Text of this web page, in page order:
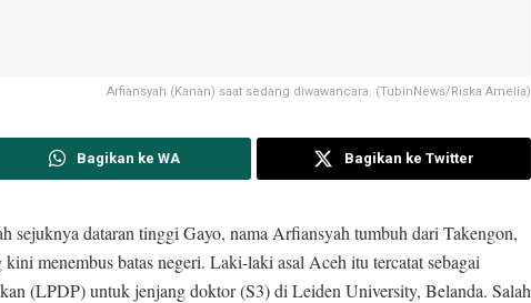
Arfiansyah (Kanan) saat sedang diwawancara. (TubinNews/Riska Amelia)
Bagikan ke WA Bagikan ke Twitter
sejuknya dataran tinggi Gayo, nama Arfiansyah tumbuh dari Takengon,
menembus batas negeri. Laki-laki asal Aceh itu tercatat sebagai
(LPDP) untuk jenjang doktor (S3) di Leiden University, Belanda. Salah